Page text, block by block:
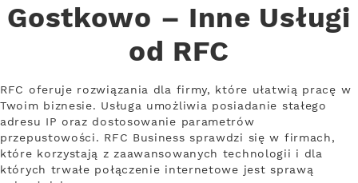
Gostkowo – Inne Usługi
od RFC
RFC oferuje rozwiązania dla firmy, które ułatwią pracę w
Twoim biznesie. Usługa umożliwia posiadanie stałego
adresu IP oraz dostosowanie parametrów
przepustowości. RFC Business sprawdzi się w firmach,
które korzystają z zaawansowanych technologii i dla
których trwałe połączenie internetowe jest sprawą